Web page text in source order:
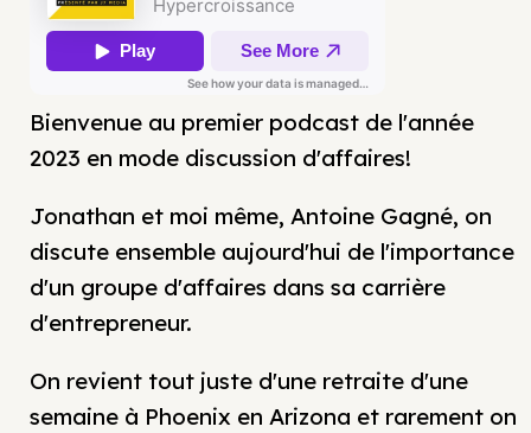
Bienvenue au premier podcast de l'année
2023 en mode discussion d'affaires!
Jonathan et moi même, Antoine Gagné, on
discute ensemble aujourd'hui de l'importance
d'un groupe d'affaires dans sa carrière
d'entrepreneur.
On revient tout juste d'une retraite d'une
semaine à Phoenix en Arizona et rarement on